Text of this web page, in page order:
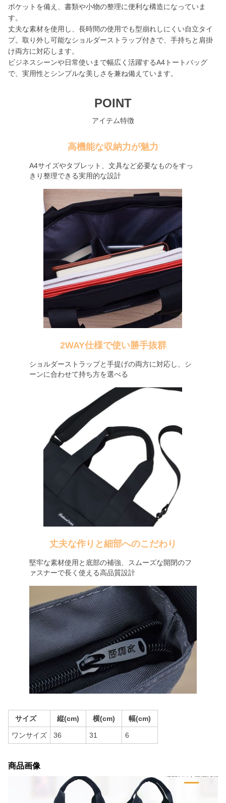
ポケットを備え、書類や小物の整理に便利な構造になっていま
す。
丈夫な素材を使用し、長時間の使用でも型崩れしにくい自立タイ
プ。取り外し可能なショルダーストラップ付きで、手持ちと肩掛
け両方に対応します。
ビジネスシーンや日常使いまで幅広く活躍するA4トートバッグ
で、実用性とシンプルな美しさを兼ね備えています。
POINT
アイテム特徴
高機能な収納力が魅力
A4サイズやタブレット、文具など必要なものをすっ
きり整理できる実用的な設計
2WAY仕様で使い勝手抜群
ショルダーストラップと手提げの両方に対応し、シ
ーンに合わせて持ち方を選べる
丈夫な作りと細部へのこだわり
堅牢な素材使用と底部の補強、スムーズな開閉のフ
ァスナーで長く使える高品質設計
サイズ 縦(cm) 横(cm) 幅(cm)
ワンサイズ 36 31 6
商品画像